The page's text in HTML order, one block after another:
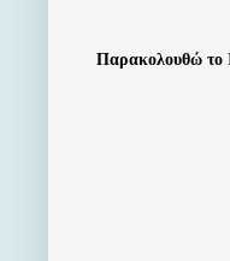
Παρακολουθώ το